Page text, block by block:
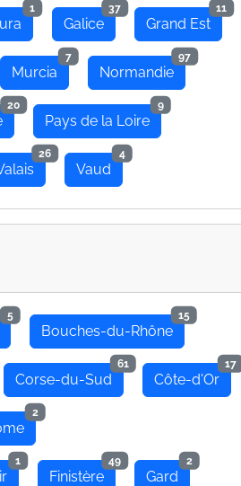
1
Galice
37
Grand Est
11
Murcia
7
Normandie
97
20
Pays de la Loire
9
26
Vaud
4
5
Bouches-du-Rhône
15
Corse-du-Sud
61
Côte-d'Or
17
2
1
Finistère
49
Gard
2